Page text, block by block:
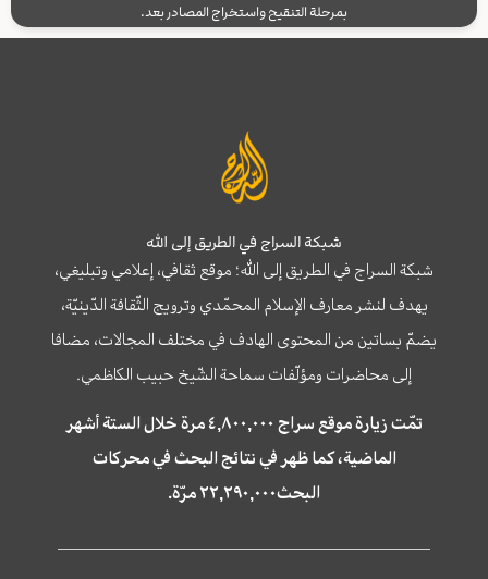
بمرحلة التنقيح واستخراج المصادر بعد.
شبكة السراج في الطريق إلى الله
شبكة السراج في الطريق إلى الله؛ موقع ثقافي، إعلامي وتبليغي،
يهدف لنشر معارف الإسلام المحمّدي وترويج الثّقافة الدّينيّة،
يضمّ بساتين من المحتوى الهادف في مختلف المجالات، مضافا
إلى محاضرات ومؤلّفات سماحة الشّيخ حبيب الكاظمي.
تمّت زيارة موقع سراج ٤,٨٠٠,٠٠٠ مرة خلال الستة أشهر
الماضية، كما ظهر في نتائج البحث في محركات
البحث٢٢,٢٩٠,٠٠٠ مرّة.